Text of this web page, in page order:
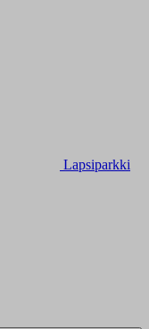
Lapsiparkki